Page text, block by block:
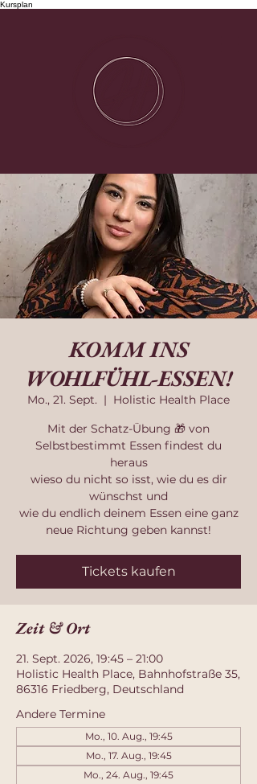
Kursplan
KOMM INS
WOHLFÜHL-ESSEN!
Mo., 21. Sept.
  |
Holistic Health Place
Mit der Schatz-Übung 🎁 von
Selbstbestimmt Essen findest du
heraus
wieso du nicht so isst, wie du es dir
wünschst und
wie du endlich deinem Essen eine ganz
neue Richtung geben kannst!
Tickets kaufen
Zeit & Ort
21. Sept. 2026, 19:45 – 21:00
Holistic Health Place, Bahnhofstraße 35,
86316 Friedberg, Deutschland
Andere Termine
Mo., 10. Aug., 19:45
Mo., 17. Aug., 19:45
Mo., 24. Aug., 19:45